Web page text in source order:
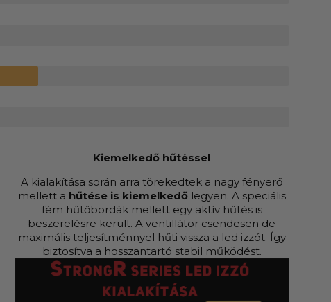
Kiemelkedő hűtéssel
A kialakítása során arra törekedtek a nagy fényerő
mellett a hűtése is kiemelkedőlegyen. A speciális
fém hűtőbordák mellett egy aktív hűtés is
beszerelésre került. A ventillátor csendesen de
maximális teljesítménnyel hűti vissza a led izzót. Így
biztosítva a hosszantartó stabil működést.